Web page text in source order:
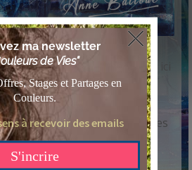
ainés, à tous ceux qui ont été ici
vous entendrez ces murmures
sur la vie qu’un cri..